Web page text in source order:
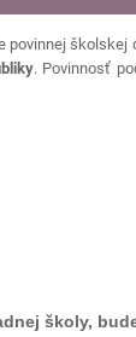
povinnej
. Povinnosť
školy,